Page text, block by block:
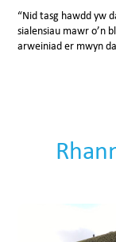
“Nid tasg hawdd yw
sialensiau mawr o’n
arweiniad er mwyn